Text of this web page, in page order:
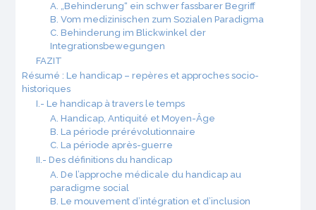
A. „Behinderung“ ein schwer fassbarer Begriff
B. Vom medizinischen zum Sozialen Paradigma
C. Behinderung im Blickwinkel der
Integrationsbewegungen
FAZIT
Résumé : Le handicap – repères et approches socio-
historiques
I.- Le handicap à travers le temps
A. Handicap, Antiquité et Moyen-Âge
B. La période prérévolutionnaire
C. La période après-guerre
II.- Des définitions du handicap
A. De l’approche médicale du handicap au
paradigme social
B. Le mouvement d’intégration et d’inclusion